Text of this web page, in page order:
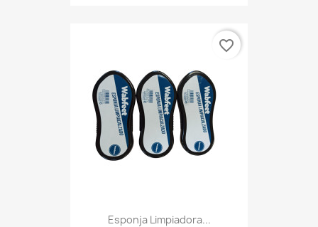
Esponja Limpiadora...
favorite_border